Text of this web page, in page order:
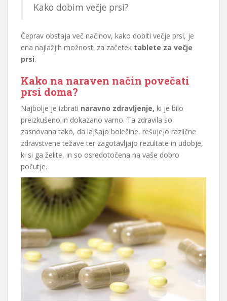
Kako dobim večje prsi?
Čeprav obstaja več načinov, kako dobiti večje prsi, je
ena najlažjih možnosti za začetek tablete za večje
prsi.
Kako na naraven način povečati
prsi doma?
Najbolje je izbrati naravno zdravljenje, ki je bilo
preizkušeno in dokazano varno. Ta zdravila so
zasnovana tako, da lajšajo bolečine, rešujejo različne
zdravstvene težave ter zagotavljajo rezultate in udobje,
ki si ga želite, in so osredotočena na vaše dobro
počutje.